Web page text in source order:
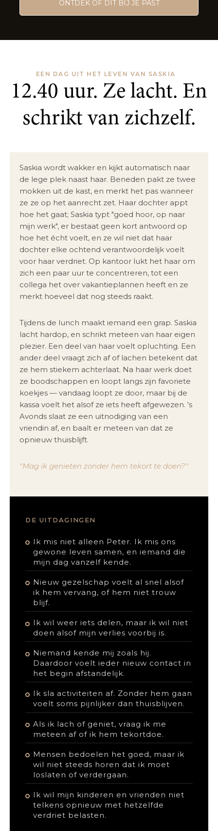
ONTDEK OF DIT BIJ JE PAST
EEN DAG UIT HET LEVEN VAN SASKIA
12.40 uur. Ze lacht. En
schrikt van zichzelf.
Saskia wordt wakker en kijkt automatisch naar
de lege plek naast haar. Beneden pakt ze twee
mokken uit de kast, en merkt het pas wanneer
ze ze op het aanrecht zet. Haar dochter appt
hoe het gaat; Saskia typt "goed hoor, op naar
mijn werk", er bestaat geen kort antwoord op
hoe het écht voelt, en ze wil niet dat haar
dochter elke ochtend verantwoordelijk voelt
voor haar verdriet. Op kantoor lukt het haar om
zich een paar uur te concentreren, tot een
collega het over vakantieplannen heeft en ze
merkt hoeveel dat nog steeds raakt.
Tijdens de lunch maakt iemand een grap. Saskia
lacht hardop, en schrikt meteen van haar eigen
plezier. Een deel van haar voelt opluchting. Een
ander deel vraagt zich af of lachen betekent dat
ze hem stiekem achterlaat. Na haar werk doet
ze boodschappen en loopt langs zijn favoriete
koekjes — vandaag loopt ze door, maar bij de
kassa voelt het alsof ze iets heeft afgewezen. 's
Avonds slaat ze een uitnodiging van een
vriendin af, en baalt er meteen van dat ze
opnieuw thuisblijft.
"Mag ik genieten zonder hem tekort te doen?"
DE UITDAGINGEN
Ik mis niet alleen Peter. Ik mis ons
gewone leven samen, en iemand die
mijn dag vanzelf kende.
Nieuw gezelschap voelt al snel alsof
ik hem vervang, of hem niet trouw
blijf.
Ik wil weer iets delen, maar ik wil niet
doen alsof mijn verlies voorbij is.
Niemand kende mij zoals hij.
Daardoor voelt ieder nieuw contact in
het begin afstandelijk.
Ik sla activiteiten af. Zonder hem gaan
voelt soms pijnlijker dan thuisblijven.
Als ik lach of geniet, vraag ik me
meteen af of ik hem tekortdoe.
Mensen bedoelen het goed, maar ik
wil niet steeds horen dat ik moet
loslaten of verdergaan.
Ik wil mijn kinderen en vrienden niet
telkens opnieuw met hetzelfde
verdriet belasten.